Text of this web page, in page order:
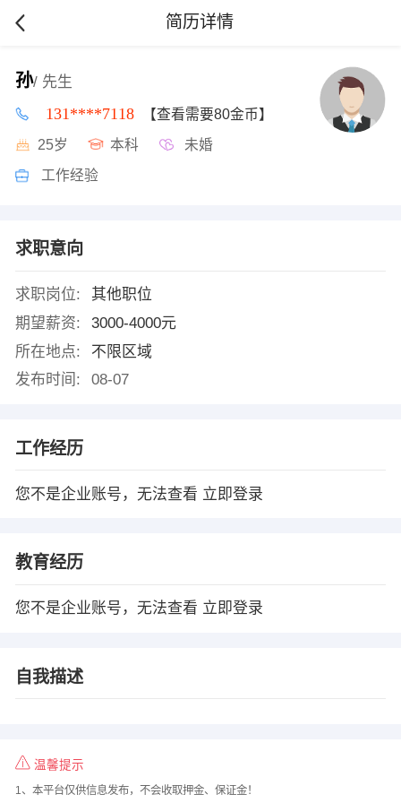
简历详情
孙/ 先生
131****7118 【查看需要80金币】
25岁 本科 未婚
工作经验
求职意向
求职岗位:
其他职位
期望薪资:
3000-4000元
所在地点:
不限区域
发布时间:
08-07
工作经历
您不是企业账号，无法查看 立即登录
教育经历
您不是企业账号，无法查看 立即登录
自我描述
温馨提示
1、本平台仅供信息发布，不会收取押金、保证金！